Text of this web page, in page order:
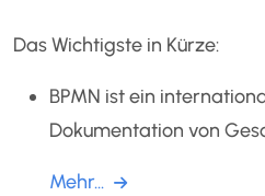
Das Wichtigste in Kürze:
BPMN ist ein
Dokumentation von
Mehr...